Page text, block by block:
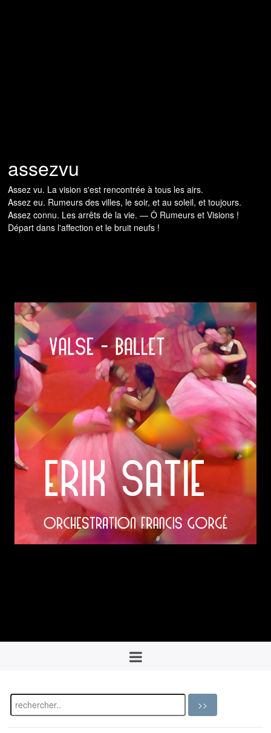
assezvu
Assez vu. La vision s'est rencontrée à tous les airs.
Assez eu. Rumeurs des villes, le soir, et au soleil, et toujours.
Assez connu. Les arrêts de la vie. — Ô Rumeurs et Visions !
Départ dans l'affection et le bruit neufs !